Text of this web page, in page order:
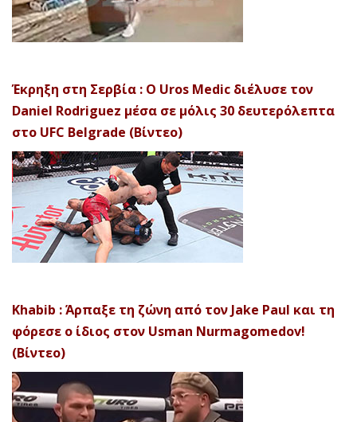
Έκρηξη στη Σερβία : Ο Uros Medic διέλυσε τον
Daniel Rodriguez μέσα σε μόλις 30 δευτερόλεπτα
στο UFC Belgrade (Βίντεο)
Khabib : Άρπαξε τη ζώνη από τον Jake Paul και τη
φόρεσε ο ίδιος στον Usman Nurmagomedov!
(Βίντεο)